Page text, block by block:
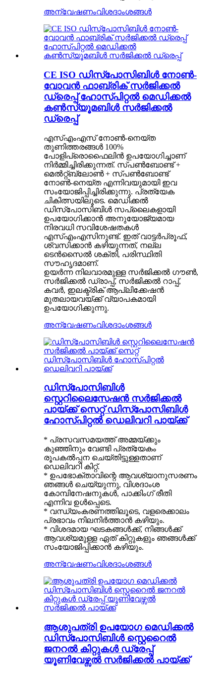
അന്വേഷണംവിശദാംശങ്ങൾ
CE ISO ഡിസ്പോസിബിൾ നോൺ-
വോവൻ ഫാബ്രിക് സർജിക്കൽ
ഡ്രെപ്പ് ഹോസ്പിറ്റൽ മെഡിക്കൽ
കൺസ്യൂമബിൾ സർജിക്കൽ
ഡ്രെപ്പ്
എസ്എംഎസ് നോൺ-നെയ്ത
തുണിത്തരങ്ങൾ 100%
പോളിപ്രൊഫൈലിൻ ഉപയോഗിച്ചാണ്
നിർമ്മിച്ചിരിക്കുന്നത്. സ്പൺബോണ്ട് +
മെൽറ്റ്ബ്ലോൺ + സ്പൺബോണ്ട്
നോൺ-നെയ്ത എന്നിവയുമായി ഇവ
സംയോജിപ്പിച്ചിരിക്കുന്നു. പ്രത്യേക
ചികിത്സയിലൂടെ. മെഡിക്കൽ
ഡിസ്പോസിബിൾ സപ്ലൈകളായി
ഉപയോഗിക്കാൻ അനുയോജ്യമായ
നിരവധി സവിശേഷതകൾ
എസ്എംഎസിനുണ്ട്. ഇത് വാട്ടർപ്രൂഫ്,
ശ്വസിക്കാൻ കഴിയുന്നത്, നല്ല
ടെൻസൈൽ ശക്തി, പരിസ്ഥിതി
സൗഹൃദമാണ്.
ഉയർന്ന നിലവാരമുള്ള സർജിക്കൽ ഗൗൺ,
സർജിക്കൽ ഡ്രാപ്പ്, സർജിക്കൽ റാപ്പ്,
കവർ, ഇലക്ട്രിക് ആപ്ലിക്കേഷൻ
മുതലായവയ്ക്ക് വ്യാപകമായി
ഉപയോഗിക്കുന്നു.
അന്വേഷണംവിശദാംശങ്ങൾ
ഡിസ്പോസിബിൾ
സ്റ്റെറിലൈസേഷൻ സർജിക്കൽ
പായ്ക്ക് സെറ്റ് ഡിസ്പോസിബിൾ
ഹോസ്പിറ്റൽ ഡെലിവറി പായ്ക്ക്
* പ്രസവസമയത്ത് അമ്മയ്ക്കും
കുഞ്ഞിനും വേണ്ടി പ്രത്യേകം
രൂപകൽപ്പന ചെയ്തിട്ടുള്ളതാണ്
ഡെലിവറി കിറ്റ്.
* ഉപഭോക്താവിന്റെ ആവശ്യാനുസരണം
ഞങ്ങൾ ചെയ്യുന്നു, വിശദാംശ
കോമ്പിനേഷനുകൾ, പാക്കിംഗ് രീതി
എന്നിവ ഉൾപ്പെടെ.
* വന്ധ്യംകരണത്തിലൂടെ, വളരെക്കാലം
പ്രഭാവം നിലനിർത്താൻ കഴിയും.
* വിശദമായ ഘടകങ്ങൾക്ക്, നിങ്ങൾക്ക്
ആവശ്യമുള്ള ഏത് കിറ്റുകളും ഞങ്ങൾക്ക്
സംയോജിപ്പിക്കാൻ കഴിയും.
അന്വേഷണംവിശദാംശങ്ങൾ
ആശുപത്രി ഉപയോഗ മെഡിക്കൽ
ഡിസ്പോസിബിൾ സ്റ്റെറൈൽ
ജനറൽ കിറ്റുകൾ ഡ്രേപ്പ്
യൂണിവേഴ്സൽ സർജിക്കൽ പായ്ക്ക്